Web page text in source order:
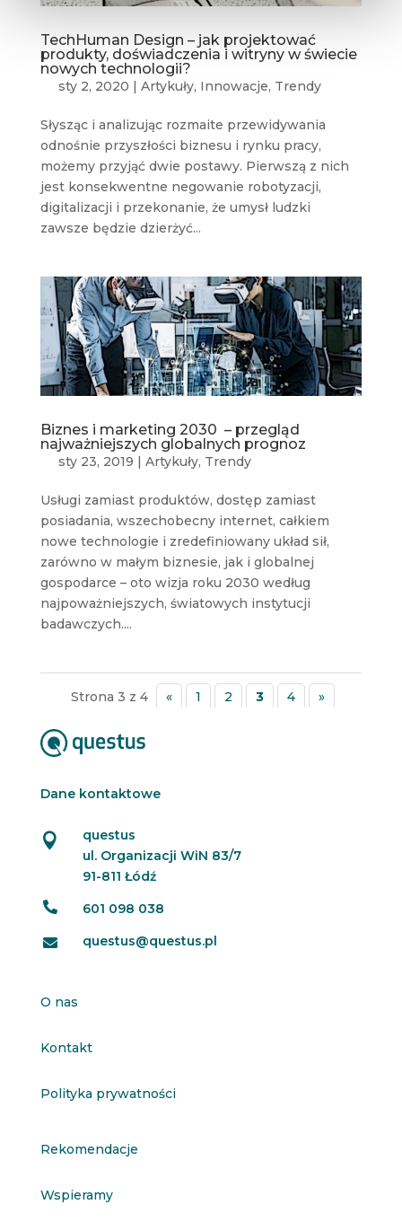
TechHuman Design – jak projektować
produkty, doświadczenia i witryny w świecie
nowych technologii?
sty 2, 2020 | Artykuły, Innowacje, Trendy
Słysząc i analizując rozmaite przewidywania
odnośnie przyszłości biznesu i rynku pracy,
możemy przyjąć dwie postawy. Pierwszą z nich
jest konsekwentne negowanie robotyzacji,
digitalizacji i przekonanie, że umysł ludzki
zawsze będzie dzierżyć...
Biznes i marketing 2030 – przegląd
najważniejszych globalnych prognoz
sty 23, 2019 | Artykuły, Trendy
Usługi zamiast produktów, dostęp zamiast
posiadania, wszechobecny internet, całkiem
nowe technologie i zredefiniowany układ sił,
zarówno w małym biznesie, jak i globalnej
gospodarce – oto wizja roku 2030 według
najpoważniejszych, światowych instytucji
badawczych....
Strona 3 z 4 « 1 2 3 4 »
Dane kontaktowe

questus
ul. Organizacji WiN 83/7
91-811 Łódź
 601 098 038
 questus@questus.pl
O nas
Kontakt
Polityka prywatności
Rekomendacje
Wspieramy